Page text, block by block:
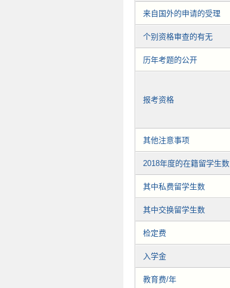
来自国外的申请的受理
个别资格审查的有无
历年考题的公开
报考资格
其他注意事项
2018年度的在籍留学生数
其中私费留学生数
其中交换留学生数
检定费
入学金
教育费/年